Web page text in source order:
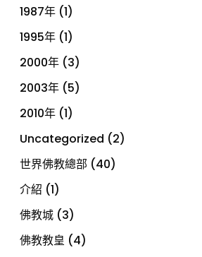
1987年 (1)
1995年 (1)
2000年 (3)
2003年 (5)
2010年 (1)
Uncategorized (2)
世界佛教總部 (40)
介紹 (1)
佛教城 (3)
佛教教皇 (4)